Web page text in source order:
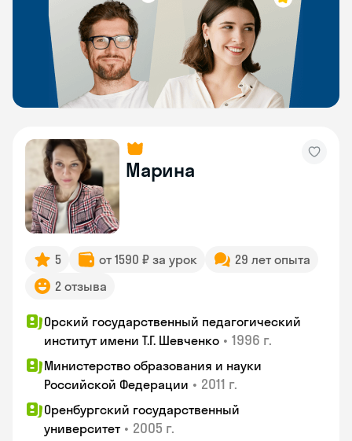
Марина
5 от 1590 ₽ за урок
29 лет опыта
2 отзыва
Орский государственный педагогический
институт имени Т.Г. Шевченко • 1996 г.
Министерство образования и науки
Российской Федерации • 2011 г.
Оренбургский государственный
университет • 2005 г.